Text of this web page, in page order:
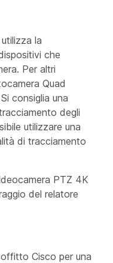
la
che
Per altri
Quad
consiglia una
degli
utilizzare una
di tracciamento
PTZ 4K
del relatore
Cisco per una